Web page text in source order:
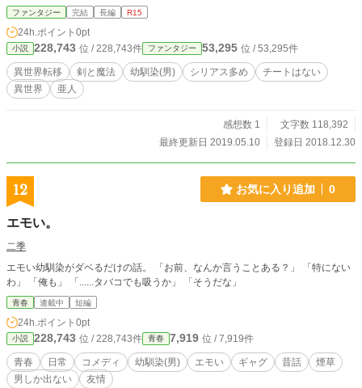
る木嶋海斗と共に過ごすか、偶に会う数少ないい大学時代の友人、もしくは同じ
会社の知人達と余暇を過ごしたりと山も谷もない日常を繰り返していた平凡な社
会人4年生。 栗田相馬26歳未婚彼女なし。 それが俺だ。 そんな俺と──つ
いでに一緒にいた海斗に向かって放たれた中野総悟の何気ない誘いに、俺はいつ
ものように特に深く考える事なく頷き、海斗もそれに同意した。 しかし、こ
の時の俺達は知らなかった。 ──この安易な決断が、人生を左右する大きな分
ファンタジー 完結 長編 R15
24h.ポイント 0pt
小説 228,743 位 / 228,743件 ファンタジー 53,295 位 / 53,295件
異世界転移 剣と魔法 幼馴染(男) シリアス多め
チートはない
異世界
亜人
感想数 1
文字数 118,392
最終更新日 2019.05.10
登録日 2018.12.30
12 お気に入り追加 0
エモい。
二季
エモい幼馴染がダベるだけの話。 「お前、なんか言うことある？」 「特にない
わ」 「俺も」 「......タバコでも吸うか」 「そうだな」
青春 連載中 短編
24h.ポイント 0pt
小説 228,743 位 / 228,743件 青春 7,919 位 / 7,919件
青春 日常 コメディ 幼馴染(男) エモい ギャグ 昔話
煙草
男しか出ない
友情